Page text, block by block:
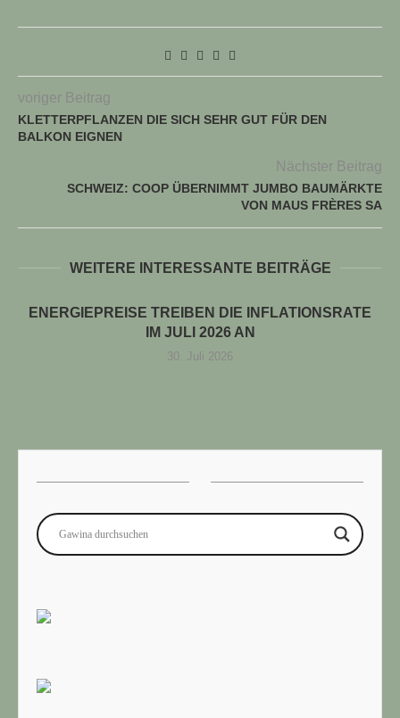
voriger Beitrag
KLETTERPFLANZEN DIE SICH SEHR GUT FÜR DEN
BALKON EIGNEN
Nächster Beitrag
SCHWEIZ: COOP ÜBERNIMMT JUMBO BAUMÄRKTE
VON MAUS FRÈRES SA
WEITERE INTERESSANTE BEITRÄGE
ENERGIEPREISE TREIBEN DIE INFLATIONSRATE
IM JULI 2026 AN
30. Juli 2026